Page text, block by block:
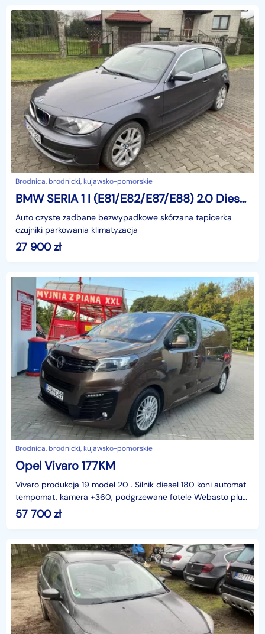
Brodnica, brodnicki, kujawsko-pomorskie
BMW SERIA 1 I (E81/E82/E87/E88) 2.0 Diesel 143KM
Auto czyste zadbane bezwypadkowe skórzana tapicerka
czujniki parkowania klimatyzacja
27 900zł
Brodnica, brodnicki, kujawsko-pomorskie
Opel Vivaro 177KM
Vivaro produkcja 19 model 20 . Silnik diesel 180 koni automat
tempomat, kamera +360, podgrzewane fotele Webasto plus
pilot zdalny. Dźwigienki zmiany biegów przy
57 700zł